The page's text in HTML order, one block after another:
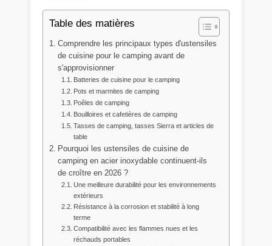
Table des matières
Comprendre les principaux types d'ustensiles
de cuisine pour le camping avant de
s'approvisionner
Batteries de cuisine pour le camping
Pots et marmites de camping
Poêles de camping
Bouilloires et cafetières de camping
Tasses de camping, tasses Sierra et articles de
table
Pourquoi les ustensiles de cuisine de
camping en acier inoxydable continuent-ils
de croître en 2026 ?
Une meilleure durabilité pour les environnements
extérieurs
Résistance à la corrosion et stabilité à long
terme
Compatibilité avec les flammes nues et les
réchauds portables